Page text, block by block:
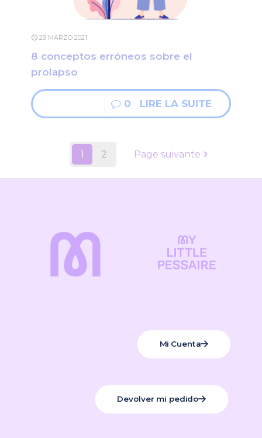
29 MARZO 2021
8 conceptos erróneos sobre el
prolapso
0 LIRE LA SUITE
1 2 Page suivante
Mi Cuenta
Devolver mi pedido